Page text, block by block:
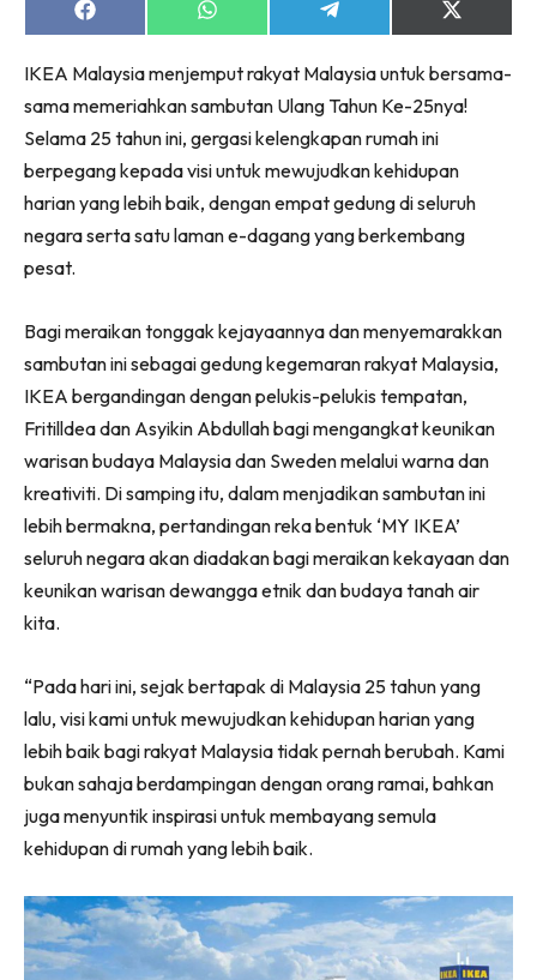
Share
on
Share
on
Share
on
Share
on
(Twitter)
IKEA Malaysia menjemput rakyat Malaysia untuk bersama-
sama memeriahkan sambutan Ulang Tahun Ke-25nya!
Selama 25 tahun ini, gergasi kelengkapan rumah ini
berpegang kepada visi untuk mewujudkan kehidupan
harian yang lebih baik, dengan empat gedung di seluruh
negara serta satu laman e-dagang yang berkembang
pesat.
Bagi meraikan tonggak kejayaannya dan menyemarakkan
sambutan ini sebagai gedung kegemaran rakyat Malaysia,
IKEA bergandingan dengan pelukis-pelukis tempatan,
Fritilldea dan Asyikin Abdullah bagi mengangkat keunikan
warisan budaya Malaysia dan Sweden melalui warna dan
kreativiti. Di samping itu, dalam menjadikan sambutan ini
lebih bermakna, pertandingan reka bentuk ‘MY IKEA’
seluruh negara akan diadakan bagi meraikan kekayaan dan
keunikan warisan dewangga etnik dan budaya tanah air
kita.
“Pada hari ini, sejak bertapak di Malaysia 25 tahun yang
lalu, visi kami untuk mewujudkan kehidupan harian yang
lebih baik bagi rakyat Malaysia tidak pernah berubah. Kami
bukan sahaja berdampingan dengan orang ramai, bahkan
juga menyuntik inspirasi untuk membayang semula
kehidupan di rumah yang lebih baik.